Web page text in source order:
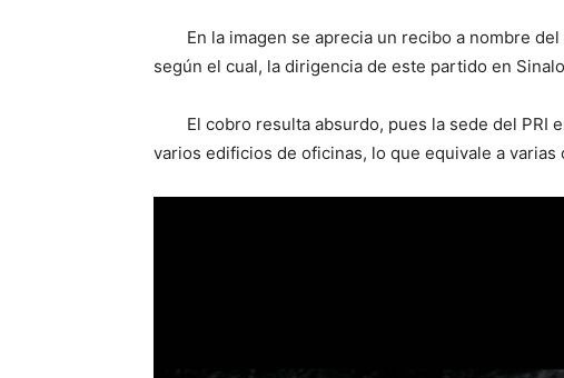
En la imagen se aprecia un recibo a nombre
según el cual, la dirigencia de este partido en
El cobro resulta absurdo, pues la sede del PRI
varios edificios de oficinas, lo que equivale a varias